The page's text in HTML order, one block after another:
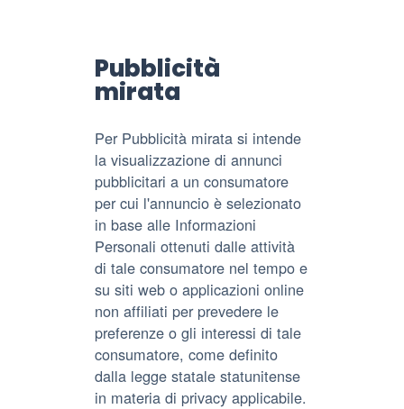
Pubblicità
mirata
Per Pubblicità mirata si intende
la visualizzazione di annunci
pubblicitari a un consumatore
per cui l'annuncio è selezionato
in base alle Informazioni
Personali ottenuti dalle attività
di tale consumatore nel tempo e
su siti web o applicazioni online
non affiliati per prevedere le
preferenze o gli interessi di tale
consumatore, come definito
dalla legge statale statunitense
in materia di privacy applicabile.